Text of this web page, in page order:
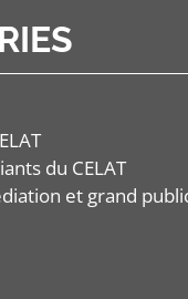
du CELAT
et grand